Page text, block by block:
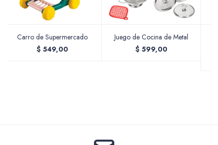
Carro de Supermercado
$ 549,00
Juego de Cocina de Metal
$ 599,00